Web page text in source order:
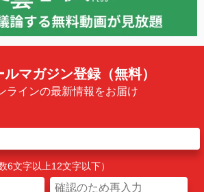
ルマガジン登録（無料）
ラインの最新情報をお届け
6文字以上12文字以下）